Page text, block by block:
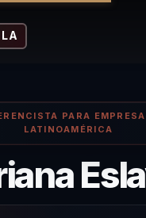
LA
PARA
LATINOAMÉRICA